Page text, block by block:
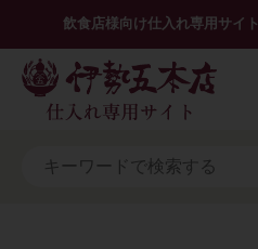
飲食店様向け仕入れ専用サイト